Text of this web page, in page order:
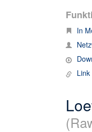
In